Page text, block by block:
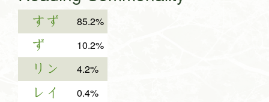
すず 85.2%
ず 10.2%
リン 4.2%
レイ 0.4%